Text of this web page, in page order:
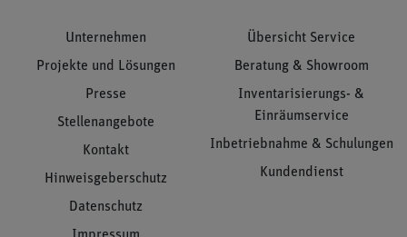
Unternehmen
Projekte und Lösungen
Presse
Stellenangebote
Kontakt
Hinweisgeberschutz
Datenschutz
Übersicht Service
Beratung & Showroom
Inventarisierungs- &
Einräumservice
Inbetriebnahme & Schulungen
Kundendienst